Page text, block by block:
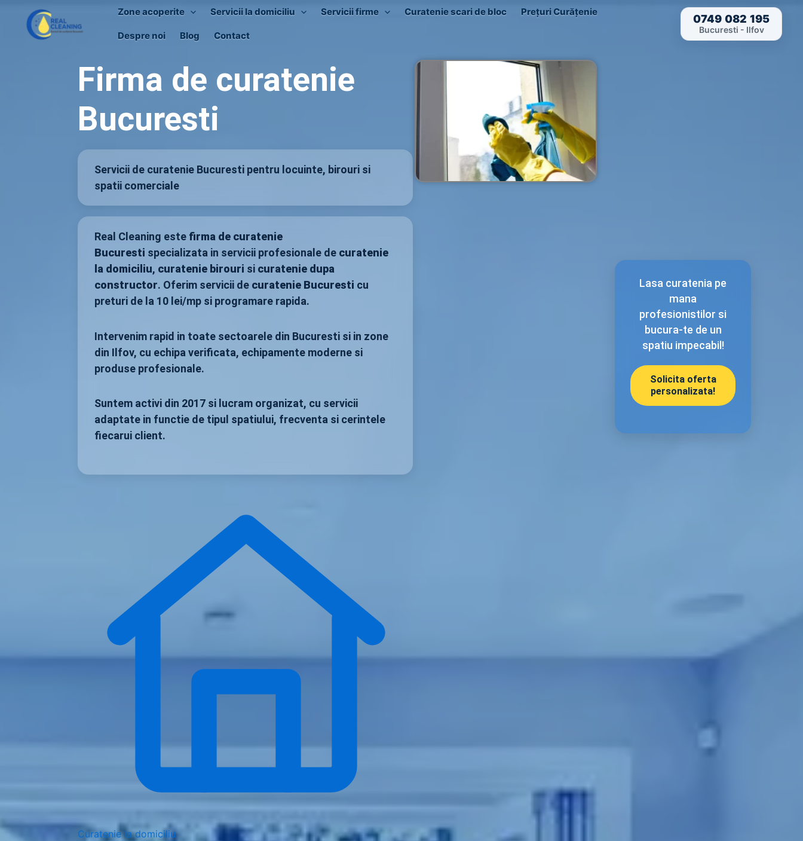
content
Zone acoperite Servicii la domiciliu Servicii firme Curatenie scari de bloc Prețuri Curățenie
Despre noi Blog Contact
0749 082 195
Bucuresti - Ilfov
Firma de curatenie
Bucuresti
Servicii de curatenie Bucuresti pentru locuinte, birouri si
spatii comerciale
Real Cleaning este firma de curatenie
Bucuresti specializata in servicii profesionale de curatenie
la domiciliu, curatenie birouri si curatenie dupa
constructor. Oferim servicii de curatenie Bucuresti cu
preturi de la 10 lei/mp si programare rapida.
Intervenim rapid in toate sectoarele din Bucuresti si in zone
din Ilfov, cu echipa verificata, echipamente moderne si
produse profesionale.
Suntem activi din 2017 si lucram organizat, cu servicii
adaptate in functie de tipul spatiului, frecventa si cerintele
fiecarui client.
Curatenie la domiciliu
Lasa curatenia pe
mana
profesionistilor si
bucura-te de un
spatiu impecabil!
Solicita oferta
personalizata!